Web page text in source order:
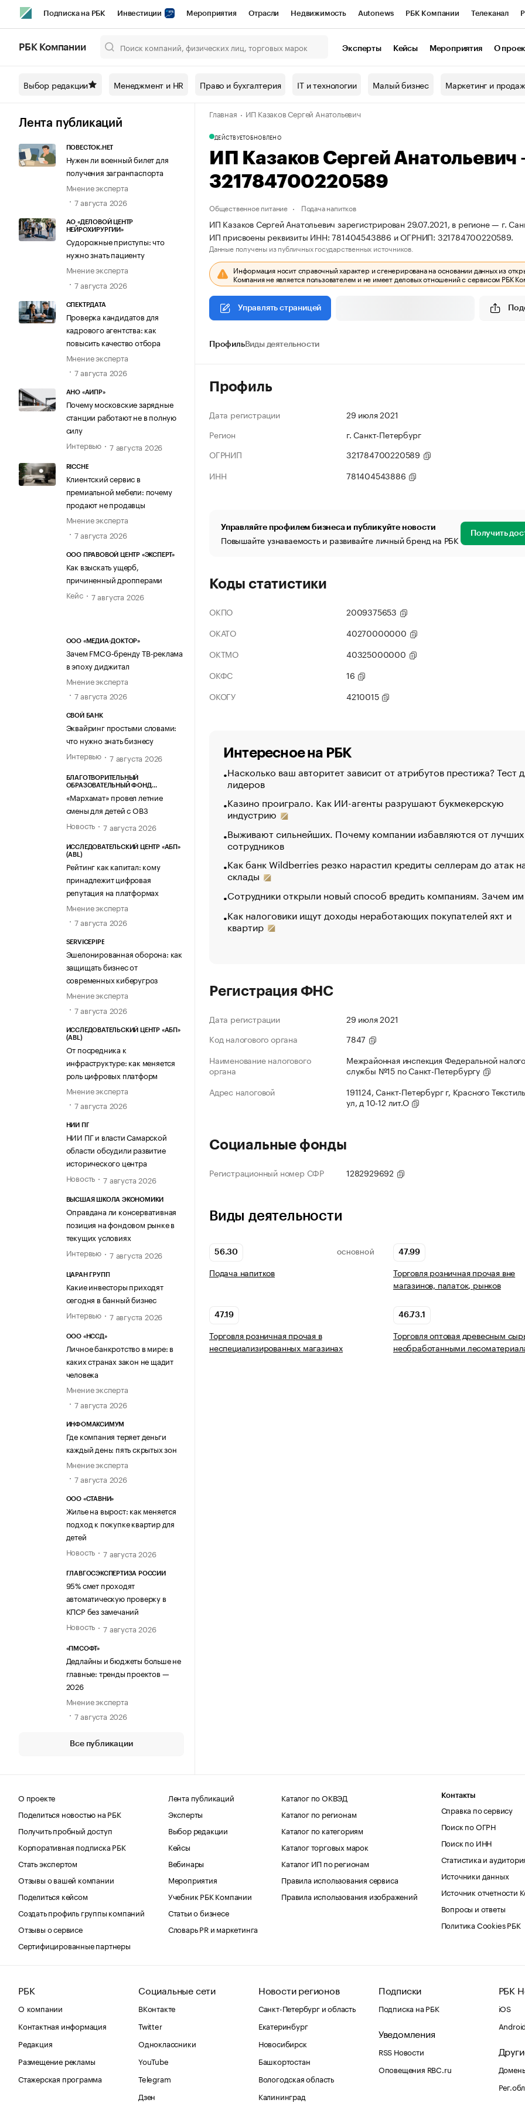
Подписка на РБК Инвестиции Мероприятия Отрасли Недвижимость Autonews РБК Компании Телеканал
Спецпроекты СПб Конференции СПб Спецпроекты Проверка контрагентов
Технологии и медиа Рынок наличной валюты
РБК Компании Эксперты Кейсы Мероприятия О
Выбор редакции Менеджмент и HR Право и бухгалтерия IT и технологии Малый бизнес Маркетинг и
Лента публикаций
ПОВЕСТОК.НЕТ
Нужен ли военный билет для
получения загранпаспорта
Мнение эксперта
7 августа 2026
АО «ДЕЛОВОЙ ЦЕНТР
НЕЙРОХИРУРГИИ»
Судорожные приступы: что
нужно знать пациенту
Мнение эксперта
7 августа 2026
СПЕКТРДАТА
Проверка кандидатов для
кадрового агентства: как
повысить качество отбора
Мнение эксперта
7 августа 2026
АНО «АИПР»
Почему московские зарядные
станции работают не в полную
силу
Интервью
7 августа 2026
RICCHE
Клиентский сервис в
премиальной мебели: почему
продают не продавцы
Мнение эксперта
7 августа 2026
ООО ПРАВОВОЙ ЦЕНТР «ЭКСПЕРТ»
Как взыскать ущерб,
причиненный дропперами
Кейс
7 августа 2026
ООО «МЕДИА-ДОКТОР»
Зачем FMCG-бренду ТВ-реклама
в эпоху диджитал
Мнение эксперта
7 августа 2026
СВОЙ БАНК
Эквайринг простыми словами:
что нужно знать бизнесу
Интервью
7 августа 2026
БЛАГОТВОРИТЕЛЬНЫЙ
ОБРАЗОВАТЕЛЬНЫЙ ФОНД
«Мархамат» провел летние
смены для детей с ОВЗ
Новость
7 августа 2026
ИССЛЕДОВАТЕЛЬСКИЙ ЦЕНТР «АБП»
(ABL)
Рейтинг как капитал: кому
принадлежит цифровая
репутация на платформах
Мнение эксперта
7 августа 2026
SERVICEPIPE
Эшелонированная оборона: как
защищать бизнес от
современных киберугроз
Мнение эксперта
7 августа 2026
ИССЛЕДОВАТЕЛЬСКИЙ ЦЕНТР «АБП»
(ABL)
От посредника к
инфраструктуре: как меняется
роль цифровых платформ
Мнение эксперта
7 августа 2026
НИИ ПГ
НИИ ПГ и власти Самарской
области обсудили развитие
исторического центра
Новость
7 августа 2026
ВЫСШАЯ ШКОЛА ЭКОНОМИКИ
Оправдана ли консервативная
позиция на фондовом рынке в
текущих условиях
Интервью
7 августа 2026
ЦАРАН ГРУПП
Какие инвесторы приходят
сегодня в банный бизнес
Интервью
7 августа 2026
ООО «НССД»
Личное банкротство в мире: в
каких странах закон не щадит
человека
Мнение эксперта
7 августа 2026
ИНФОМАКСИМУМ
Где компания теряет деньги
каждый день: пять скрытых зон
Мнение эксперта
7 августа 2026
ООО «СТАВНИ»
Жилье на вырост: как меняется
подход к покупке квартир для
детей
Новость
7 августа 2026
ГЛАВГОСЭКСПЕРТИЗА РОССИИ
95% смет проходят
автоматическую проверку в
КПСР без замечаний
Новость
7 августа 2026
«ПМСОФТ»
Дедлайны и бюджеты больше не
главные: тренды проектов —
2026
Мнение эксперта
7 августа 2026
Все публикации
Главная ИП Казаков Сергей Анатольевич
ДЕЙСТВУЕТОБНОВЛЕНО
ИП Казаков Сергей
321784700220589
Общественное питание Подача напитков
ИП Казаков Сергей Анатольевич зарегистрирован 29.07.2021, в регионе — г.
ИП присвоены реквизиты ИНН: 781404543886 и ОГРНИП: 321784700220589.
Данные получены из публичных государственных источников.
Информация носит справочный характер и сгенерирована на основании данных из
Компания не является пользователем и не имеет деловых отношений с сервисом РБК
Управлять страницей
ПрофильВиды деятельности
Профиль
Дата регистрации
29 июля 2021
Регион
г. Санкт-Петербург
ОГРНИП
321784700220589
ИНН
781404543886
Управляйте профилем бизнеса и публикуйте новости
Повышайте узнаваемость и развивайте личный бренд на РБК Получить
Коды статистики
ОКПО
2009375653
ОКАТО
40270000000
ОКТМО
40325000000
ОКФС
16
ОКОГУ
4210015
Интересное на РБК
Насколько ваш авторитет зависит от атрибутов престижа? Тест
лидеров
Казино проиграло. Как ИИ-агенты разрушают букмекерскую
индустрию
Выживают сильнейших. Почему компании избавляются от лучших
сотрудников
Как банк Wildberries резко нарастил кредиты селлерам до атак
склады
Сотрудники открыли новый способ вредить компаниям. Зачем
Как налоговики ищут доходы неработающих покупателей яхт и
квартир
Регистрация ФНС
Дата регистрации
29 июля 2021
Код налогового органа
7847
Наименование налогового
органа
Межрайонная инспекция Федеральной
службы №15 по Санкт-Петербургу
Адрес налоговой
191124, Санкт-Петербург г, Красного
ул, д 10-12 лит.О
Социальные фонды
Регистрационный номер СФР 1282929692
Виды деятельности
56.30 ОСНОВНОЙ
Подача напитков
47.99
Торговля розничная прочая вне
магазинов, палаток, рынков
47.19
Торговля розничная прочая в
неспециализированных магазинах
46.73.1
Торговля оптовая древесным
необработанными
О проекте
Поделиться новостью на РБК
Получить пробный доступ
Корпоративная подписка РБК
Стать экспертом
Отзывы о вашей компании
Поделиться кейсом
Создать профиль группы компаний
Отзывы о сервисе
Сертифицированные партнеры
Лента публикаций
Эксперты
Выбор редакции
Кейсы
Вебинары
Мероприятия
Учебник РБК Компании
Статьи о бизнесе
Словарь PR и маркетинга
Каталог по ОКВЭД
Каталог по регионам
Каталог по категориям
Каталог торговых марок
Каталог ИП по регионам
Правила использования сервиса
Правила использования изображений
Контакты
Справка по сервису
Поиск по ОГРН
Поиск по ИНН
Статистика и
Источники данных
Источник отчетности
Вопросы и ответы
Политика Cookies РБК
РБК
О компании
Контактная информация
Редакция
Размещение рекламы
Стажерская программа
Социальные сети
ВКонтакте
Twitter
Одноклассники
YouTube
Telegram
Дзен
Новости регионов
Санкт-Петербург и область
Екатеринбург
Новосибирск
Башкортостан
Вологодская область
Калининград
Подписки
Подписка на РБК
Уведомления
RSS Новости
Оповещения RBC.ru
РБК
iOS